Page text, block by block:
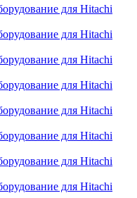
для Hitachi
для Hitachi
для Hitachi
для Hitachi
для Hitachi
для Hitachi
для Hitachi
для Hitachi